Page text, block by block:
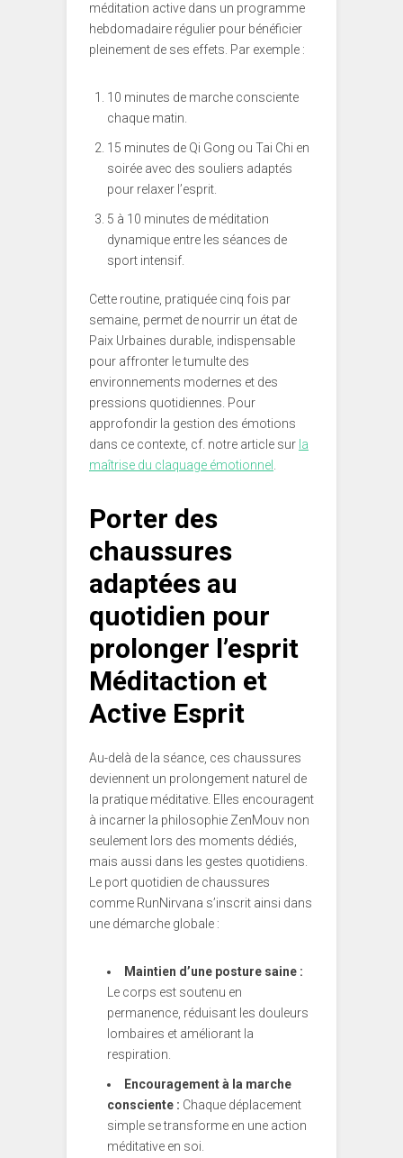
méditation active dans un programme
hebdomadaire régulier pour bénéficier
pleinement de ses effets. Par exemple :
10 minutes de marche consciente
chaque matin.
15 minutes de Qi Gong ou Tai Chi en
soirée avec des souliers adaptés
pour relaxer l’esprit.
5 à 10 minutes de méditation
dynamique entre les séances de
sport intensif.
Cette routine, pratiquée cinq fois par
semaine, permet de nourrir un état de
Paix Urbaines durable, indispensable
pour affronter le tumulte des
environnements modernes et des
pressions quotidiennes. Pour
approfondir la gestion des émotions
dans ce contexte, cf. notre article sur la
maîtrise du claquage émotionnel .
Porter des
chaussures
adaptées au
quotidien pour
prolonger l’esprit
Méditaction et
Active Esprit
Au-delà de la séance, ces chaussures
deviennent un prolongement naturel de
la pratique méditative. Elles encouragent
à incarner la philosophie ZenMouv non
seulement lors des moments dédiés,
mais aussi dans les gestes quotidiens.
Le port quotidien de chaussures
comme RunNirvana s’inscrit ainsi dans
une démarche globale :
Maintien d’une posture saine :
Le corps est soutenu en
permanence, réduisant les douleurs
lombaires et améliorant la
respiration.
Encouragement à la marche
consciente : Chaque déplacement
simple se transforme en une action
méditative en soi.